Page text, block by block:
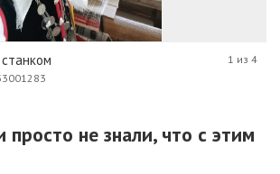
1 из 4
просто не знали, что с этим